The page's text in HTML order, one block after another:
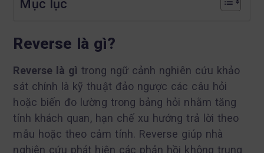
Mục lục
Reverse là gì?
Reverse là gì trong ngữ cảnh nghiên cứu khảo
sát chính là kỹ thuật đảo ngược các câu hỏi
hoặc biến đo lường trong bảng hỏi nhằm tăng
tính khách quan, hạn chế xu hướng trả lời theo
mẫu hoặc theo cảm tính. Reverse giúp nhà
nghiên cứu phát hiện các phản hồi không trung